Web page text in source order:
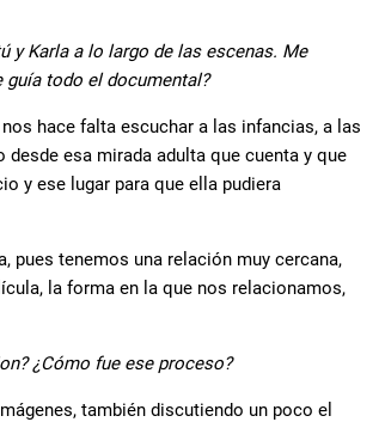
y Karla a lo largo de las escenas. Me
guía todo el documental?
hace falta escuchar a las infancias, a las
esa mirada adulta que cuenta y que
y ese lugar para que ella pudiera
pues tenemos una relación muy cercana,
la forma en la que nos relacionamos,
¿Cómo fue ese proceso?
también discutiendo un poco el